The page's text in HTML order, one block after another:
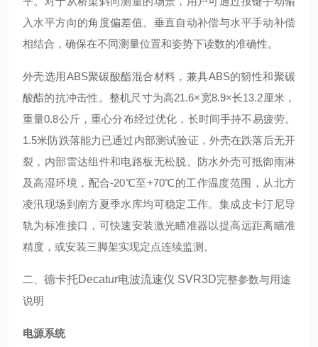
入水平方向的角度偏差值。垂直自动补偿与水平手动补偿
相结合，确保在不同测量位置和姿势下读数的准确性。
外壳选用ABS聚碳酸酯混合材料，兼具ABS的韧性和聚碳
酸酯的抗冲击性。整机尺寸为高21.6×宽8.9×长13.2厘米，
重量0.8公斤，重心分布经过优化，长时间手持不易疲劳。
1.5米防跌落能力已通过内部测试验证，外壳在跌落后无开
裂，内部雷达组件和电路板无松脱。防水外壳可抵御雨淋
及高湿环境，配合-20℃至+70℃的工作温度范围，从北方
凌汛现场到南方夏季水库均可稳定工作。集成皮卡汀尼导
轨为标准接口，可快速安装激光瞄准器以提高远距离瞄准
精度，或安装三脚架实现定点连续监测。
二、 德卡托Decatur电波流速仪 SVR3D完整参数与用途
说明
电源系统